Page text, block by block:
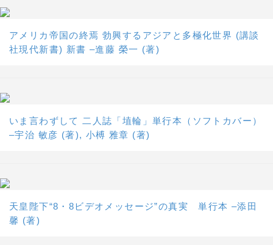
アメリカ帝国の終焉 勃興するアジアと多極化世界 (講談
社現代新書) 新書 –進藤 榮一 (著)
いま言わずして 二人誌「埴輪」単行本（ソフトカバー）
–宇治 敏彦 (著), 小榑 雅章 (著)
天皇陛下“8・8ビデオメッセージ”の真実 単行本 –添田
馨 (著)